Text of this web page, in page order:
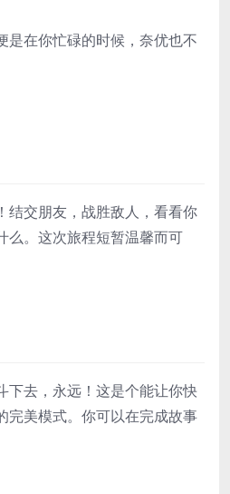
是在你忙碌的时候，奈优也不
结交朋友，战胜敌人，看看你
么。这次旅程短暂温馨而可
下去，永远！这是个能让你快
完美模式。你可以在完成故事